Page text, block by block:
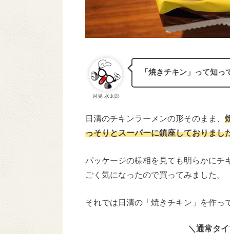
月見 水太郎
「焼きチキン」って知っ
日清のチキンラーメンの形そのまま、
っそりとスーパーに鎮座しておりまし
パッケージの様相を見ても明らかにチ
ごく気になったので買ってみました。
それでは日清の「焼きチキン」を作っ
＼通常タ